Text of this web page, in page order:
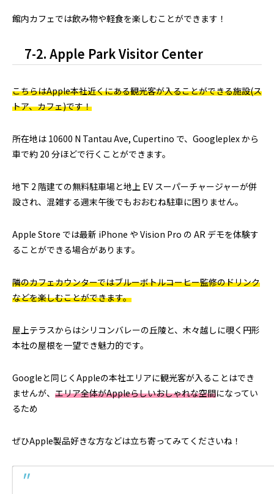
館内カフェでは飲み物や軽食を楽しむことができます！
7-2. Apple Park Visitor Center
こちらはApple本社近くにある観光客が入ることができる施設(ス
トア、カフェ)です！
所在地は 10600 N Tantau Ave, Cupertino で、Googleplex から
車で約 20 分ほどで行くことができます。
地下 2 階建ての無料駐車場と地上 EV スーパーチャージャーが併
設され、混雑する週末午後でもおおむね駐車に困りません。
Apple Store では最新 iPhone や Vision Pro の AR デモを体験す
ることができる場合があります。
隣のカフェカウンターではブルーボトルコーヒー監修のドリンク
などを楽しむことができます。
屋上テラスからはシリコンバレーの丘陵と、木々越しに覗く円形
本社の屋根を一望でき魅力的です。
Googleと同じくAppleの本社エリアに観光客が入ることはでき
ませんが、 エリア全体がAppleらしいおしゃれな空間になってい
るため
ぜひApple製品好きな方などは立ち寄ってみてくださいね！